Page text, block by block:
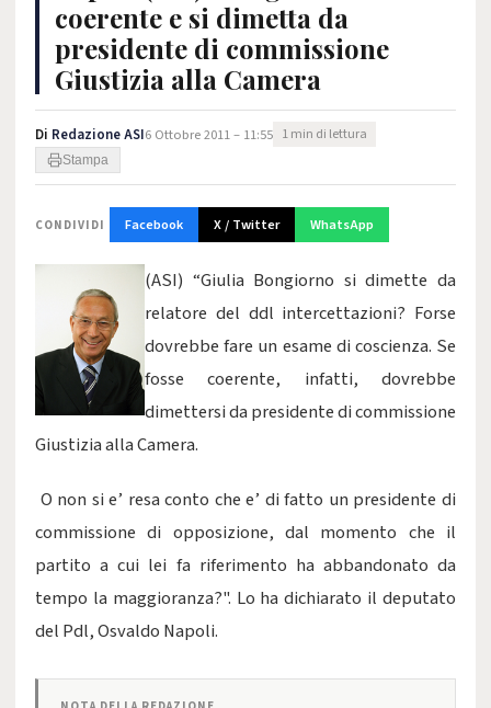
coerente e si dimetta da
presidente di commissione
Giustizia alla Camera
Di Redazione ASI6 Ottobre 2011 – 11:55 1 min di lettura
Stampa
CONDIVIDI Facebook X / Twitter WhatsApp
(ASI) “Giulia Bongiorno si dimette da
relatore del ddl intercettazioni? Forse
dovrebbe fare un esame di coscienza. Se
fosse coerente, infatti, dovrebbe
dimettersi da presidente di commissione
Giustizia alla Camera.
O non si e’ resa conto che e’ di fatto un presidente di
commissione di opposizione, dal momento che il
partito a cui lei fa riferimento ha abbandonato da
tempo la maggioranza?". Lo ha dichiarato il deputato
del Pdl, Osvaldo Napoli.